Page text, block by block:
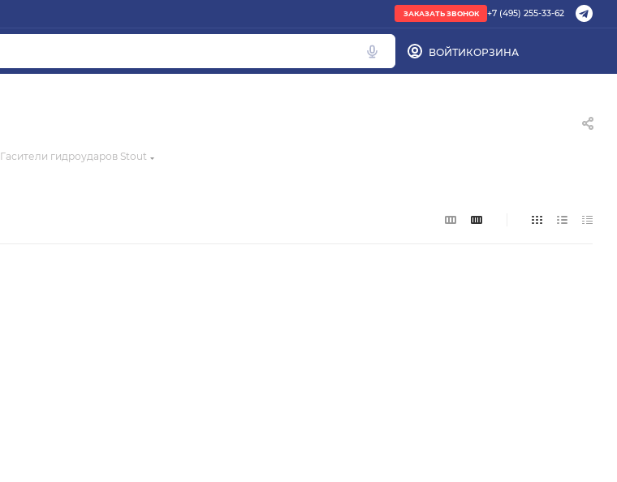
ЗАКАЗАТЬ ЗВОНОК +7 (495) 255-33-62
ВОЙТИКОРЗИНА
Гасители гидроударов Stout